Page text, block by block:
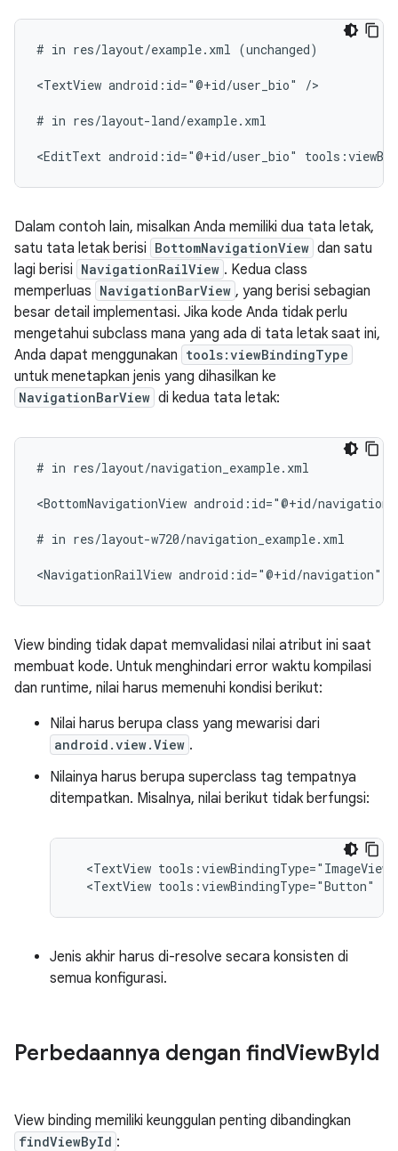
# in res/layout/example.xml (unchanged)
<TextView android:id="@+id/user_bio" />
# in res/layout-land/example.xml
<EditText android:id="@+id/user_bio"
Dalam contoh lain, misalkan Anda memiliki dua tata letak,
satu tata letak berisi BottomNavigationView dan satu
lagi berisi NavigationRailView . Kedua class
memperluas NavigationBarView , yang berisi sebagian
besar detail implementasi. Jika kode Anda tidak perlu
mengetahui subclass mana yang ada di tata letak saat ini,
Anda dapat menggunakan tools:viewBindingType
untuk menetapkan jenis yang dihasilkan ke
NavigationBarView di kedua tata letak:
# in res/layout/navigation_example.xml
<BottomNavigationView android:id="@+id/navigation"
# in res/layout-w720/navigation_example.xml
<NavigationRailView android:id="@+id/navigation"
View binding tidak dapat memvalidasi nilai atribut ini saat
membuat kode. Untuk menghindari error waktu kompilasi
dan runtime, nilai harus memenuhi kondisi berikut:
Nilai harus berupa class yang mewarisi dari
android.view.View .
Nilainya harus berupa superclass tag tempatnya
ditempatkan. Misalnya, nilai berikut tidak berfungsi:
<TextView tools:viewBindingType="ImageView"
<TextView tools:viewBindingType="Button"
Jenis akhir harus di-resolve secara konsisten di
semua konfigurasi.
Perbedaannya dengan findViewById
View binding memiliki keunggulan penting dibandingkan
findViewById :